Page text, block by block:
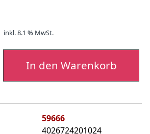
inkl. 8.1 % MwSt.
In den Warenkorb
59666
4026724201024